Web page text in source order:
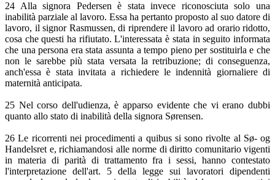
24 Alla signora Pedersen è stata invece riconosciuta solo una
inabilità parziale al lavoro. Essa ha pertanto proposto al suo datore di
lavoro, il signor Rasmussen, di riprendere il lavoro ad orario ridotto,
cosa che questi ha rifiutato. L'interessata è stata in seguito informata
che una persona era stata assunta a tempo pieno per sostituirla e che
non le sarebbe più stata versata la retribuzione; di conseguenza,
anch'essa è stata invitata a richiedere le indennità giornaliere di
maternità anticipata.
25 Nel corso dell'udienza, è apparso evidente che vi erano dubbi
quanto allo stato di inabilità della signora Sørensen.
26 Le ricorrenti nei procedimenti a quibus si sono rivolte al Sø- og
Handelsret e, richiamandosi alle norme di diritto comunitario vigenti
in materia di parità di trattamento fra i sessi, hanno contestato
l'interpretazione dell'art. 5 della legge sui lavoratori dipendenti